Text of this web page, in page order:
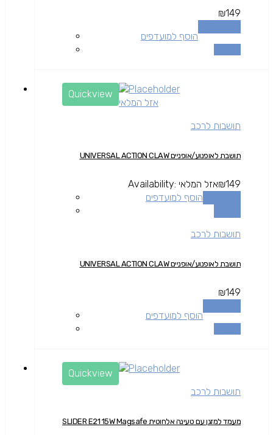
₪149
הוסף למועדפים
Quickview
אזל המלאי
תושבות לרכב
תושבת לאופנוע/אופניים UNIVERSAL ACTION CLAW
₪149
Availability: אזל המלאי
הוסף למועדפים
תושבות לרכב
תושבת לאופנוע/אופניים UNIVERSAL ACTION CLAW
₪149
הוסף למועדפים
Quickview
תושבות לרכב
מעמד למזגן עם טעינה אלחוטית SLIDER E21 15W Magsafe